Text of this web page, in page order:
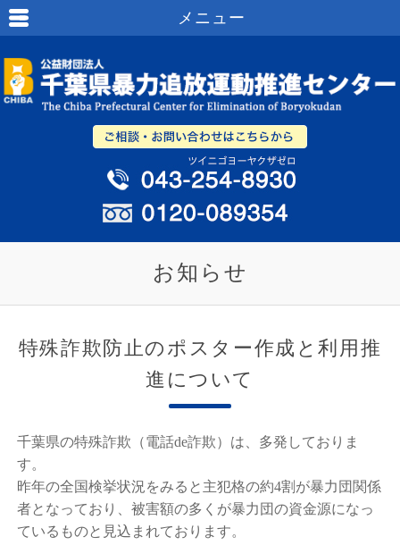
メニュー
お知らせ
特殊詐欺防止のポスター作成と利用推
進について
千葉県の特殊詐欺（電話de詐欺）は、多発しておりま
す。
昨年の全国検挙状況をみると主犯格の約4割が暴力団関係
者となっており、被害額の多くが暴力団の資金源になっ
ているものと見込まれております。